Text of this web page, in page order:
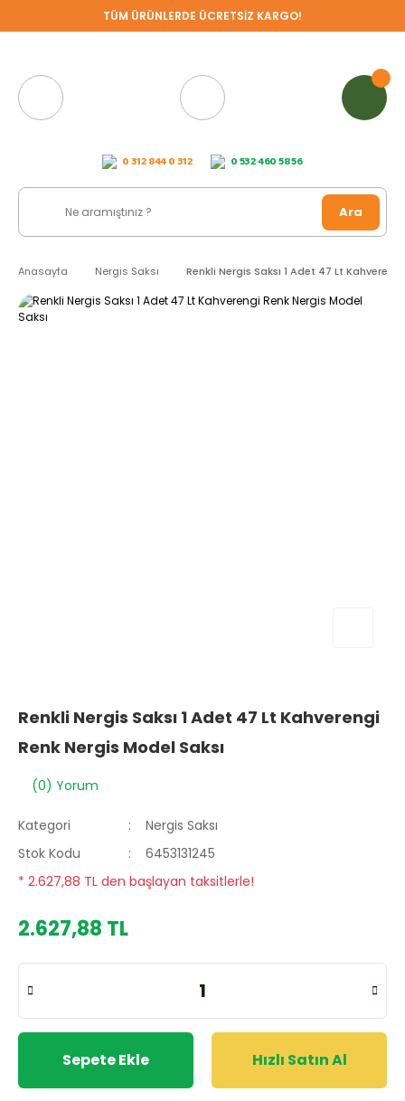
TÜM ÜRÜNLERDE ÜCRETSİZ KARGO!
0 312 844 0 312 0 532 460 58 56
Ara
Anasayfa Nergis Saksı Renkli Nergis Saksı 1 Adet 47 Lt
Renkli Nergis Saksı 1 Adet 47 Lt Kahverengi
Renk Nergis Model Saksı
(0) Yorum
Kategori
Nergis Saksı
Stok Kodu
6453131245
* 2.627,88 TL den başlayan taksitlerle!
2.627,88 TL
Sepete Ekle Hızlı Satın Al